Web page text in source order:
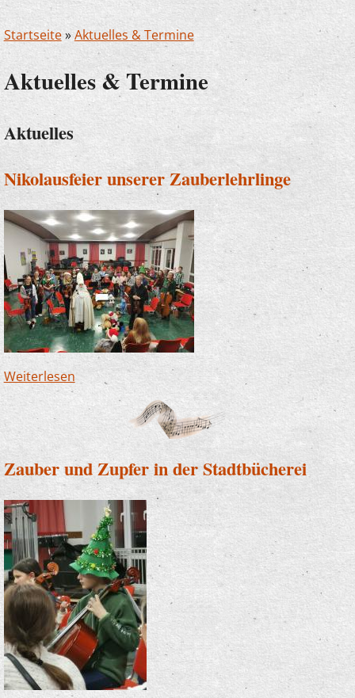
Startseite»Aktuelles & Termine
Aktuelles & Termine
Aktuelles
Nikolausfeier unserer Zauberlehrlinge
Weiterlesen über Nikolausfeier unserer Zauberlehrlinge
Zauber und Zupfer in der Stadtbücherei